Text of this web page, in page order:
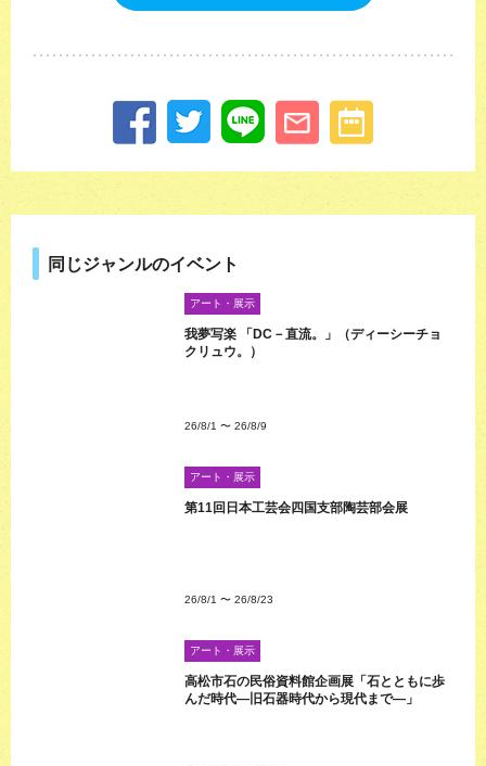
同じジャンルのイベント
アート・展示
我夢写楽 「DC－直流。」（ディーシーチョ
クリュウ。）
26/8/1 〜 26/8/9
アート・展示
第11回日本工芸会四国支部陶芸部会展
26/8/1 〜 26/8/23
アート・展示
高松市石の民俗資料館企画展「石とともに歩
んだ時代―旧石器時代から現代まで―」